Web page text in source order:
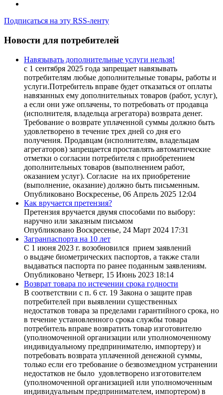
Подписаться на эту RSS-ленту
Новости для потребителей
Навязывать дополнительные услуги нельзя!
с 1 сентября 2025 года запрещает навязывать
потребителям любые дополнительные товары, работы и
услуги.Потребитель вправе будет отказаться от оплаты
навязанных ему дополнительных товаров (работ, услуг),
а если они уже оплачены, то потребовать от продавца
(исполнителя, владельца агрегатора) возврата денег.
Требование о возврате уплаченной суммы должно быть
удовлетворено в течение трех дней со дня его
получения. Продавцам (исполнителям, владельцам
агрегаторов) запрещается проставлять автоматические
отметки о согласии потребителя с приобретением
дополнительных товаров (выполнением работ,
оказанием услуг). Согласие на их приобретение
(выполнение, оказание) должно быть письменным.
Опубликовано Воскресенье, 06 Апрель 2025 12:04
Как вручается претензия?
Претензия вручается двумя способами по выбору:
наручно или заказным письмом
Опубликовано Воскресенье, 24 Март 2024 17:31
Загранпаспорта на 10 лет
С 1 июня 2023 г. возобновился прием заявлений
о выдаче биометрических паспортов, а также стали
выдаваться паспорта по ранее поданным заявлениям.
Опубликовано Четверг, 15 Июнь 2023 18:14
Возврат товара по истечении срока годности
В соответствии с п. 6 ст. 19 Закона о защите прав
потребителей при выявлении существенных
недостатков товара за пределами гарантийного срока, но
в течение установленного срока службы товара
потребитель вправе возвратить товар изготовителю
(уполномоченной организации или уполномоченному
индивидуальному предпринимателю, импортеру) и
потребовать возврата уплаченной денежной суммы,
только если его требование о безвозмездном устранении
недостатков не было удовлетворено изготовителем
(уполномоченной организацией или уполномоченным
индивидуальным предпринимателем, импортером) в